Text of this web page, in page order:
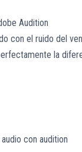
con el ruido del
la